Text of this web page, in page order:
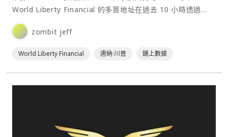
World Liberty Financial 的多簽地址在過去 10 小時透過
CoW Protocol 買入大量加密貨幣。⋯
zombit jeff
World Liberty Financial 唐納·川普 鏈上數據